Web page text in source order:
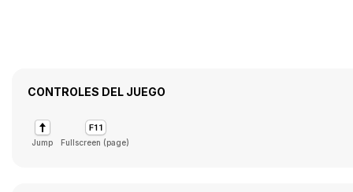
CONTROLES DEL JUEGO
Jump Fullscreen (page)